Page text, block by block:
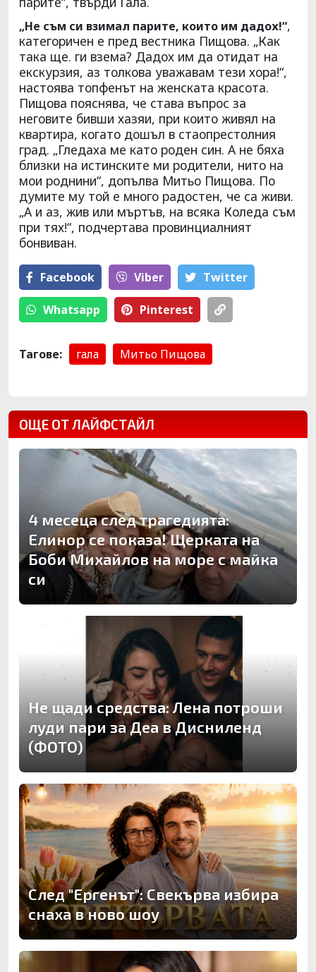
„Не съм си взимал парите, които им дадох!“,
категоричен е пред вестника Пищова. „Как
така ще. ги взема? Дадох им да отидат на
екскурзия, аз толкова уважавам тези хора!“,
настоява топфенът на женската красота.
Пищова пояснява, че става въпрос за
неговите бивши хазяи, при които живял на
квартира, когато дошъл в стаопрестолния
град. „Гледаха ме като роден син. А не бяха
близки на истинските ми родители, нито на
мои роднини“, допълва Митьо Пищова. По
думите му той е много радостен, че са живи.
„А и аз, жив или мъртъв, на всяка Коледа съм
при тях!“, подчертава провинциалният
бонвиван.
Facebook Viber Тwitter
Whatsapp Pinterest
Тагове: гала Митьо Пищова
ОЩЕ ОТ ЛАЙФСТАЙЛ
4 месеца след трагедията:
Елинор се показа! Щерката на
Боби Михайлов на море с майка
си
Не щади средства: Лена потроши
луди пари за Деа в Дисниленд
(ФОТО)
След "Ергенът": Свекърва избира
снаха в ново шоу